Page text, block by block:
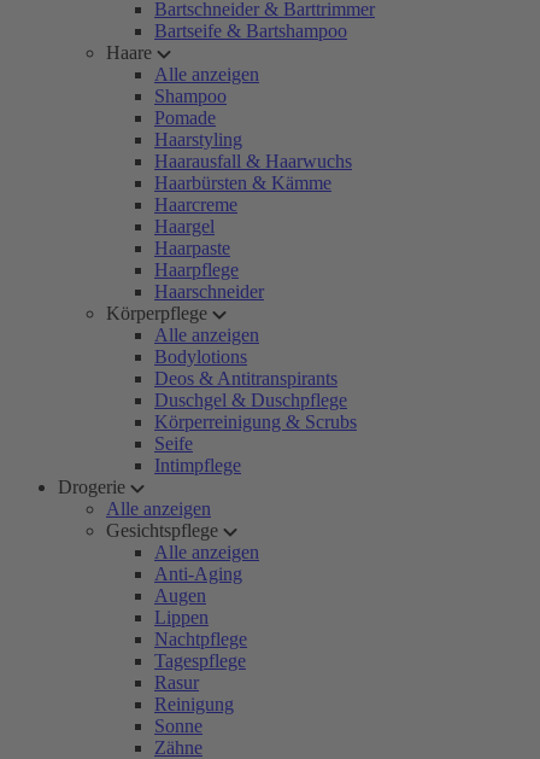
Bartschneider & Barttrimmer
Bartseife & Bartshampoo
Haare
Alle anzeigen
Shampoo
Pomade
Haarstyling
Haarausfall & Haarwuchs
Haarbürsten & Kämme
Haarcreme
Haargel
Haarpaste
Haarpflege
Haarschneider
Körperpflege
Alle anzeigen
Bodylotions
Deos & Antitranspirants
Duschgel & Duschpflege
Körperreinigung & Scrubs
Seife
Intimpflege
Drogerie
Alle anzeigen
Gesichtspflege
Alle anzeigen
Anti-Aging
Augen
Lippen
Nachtpflege
Tagespflege
Rasur
Reinigung
Sonne
Zähne